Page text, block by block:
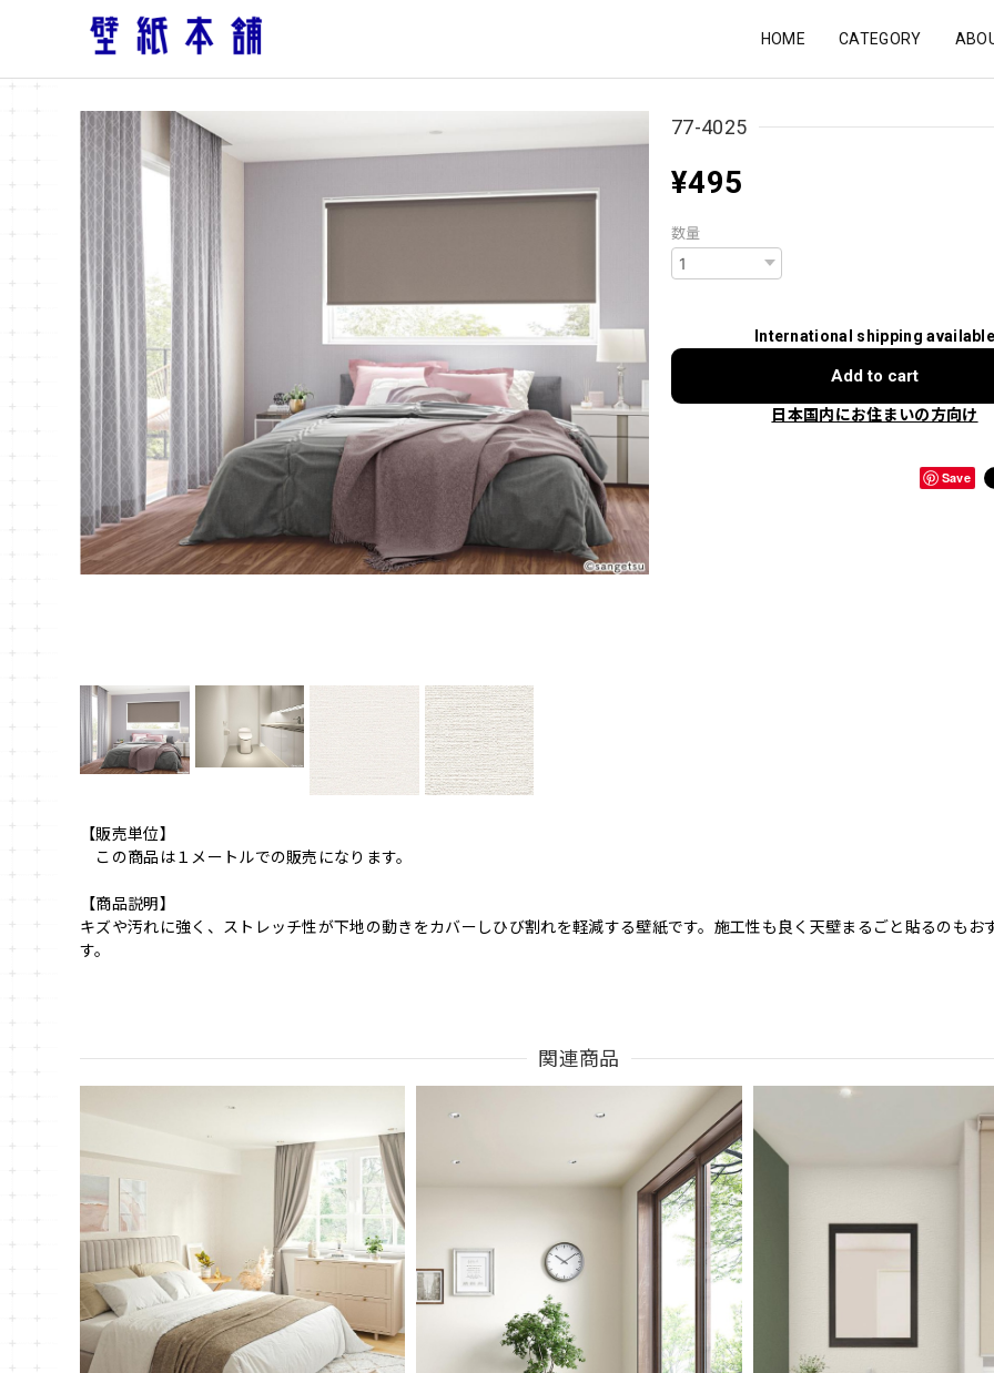
HOME CATEGORY
77-4025
¥495
数量
International shipping
Add to cart
日本国内にお住まいの方向け
Save
【販売単位】
この商品は１メートルでの販売になります。
【商品説明】
キズや汚れに強く、ストレッチ性が下地の動きをカバーしひび割れを軽減する壁紙です。施工性も良く天壁まるごと貼るのもお
す。
関連商品